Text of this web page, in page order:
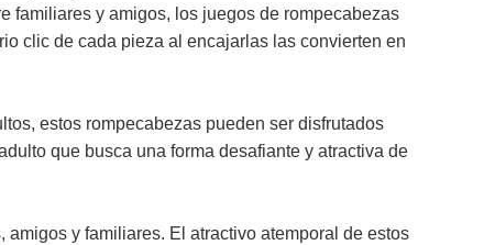
familiares y amigos, los juegos de rompecabezas
clic de cada pieza al encajarlas las convierten en
estos rompecabezas pueden ser disfrutados
que busca una forma desafiante y atractiva de
y familiares. El atractivo atemporal de estos